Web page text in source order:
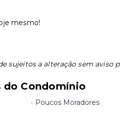
mesmo!
sujeitos a alteração sem aviso
do Condomínio
• Poucos Moradores